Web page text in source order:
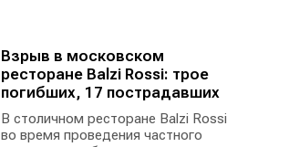
Взрыв в московском
ресторане Balzi Rossi: трое
погибших, 17 пострадавших
В столичном ресторане Balzi Rossi
во время проведения частного